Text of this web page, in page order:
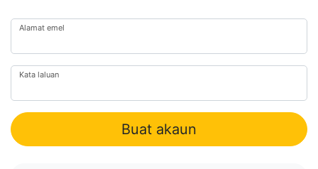
Alamat emel
Kata laluan
Buat akaun